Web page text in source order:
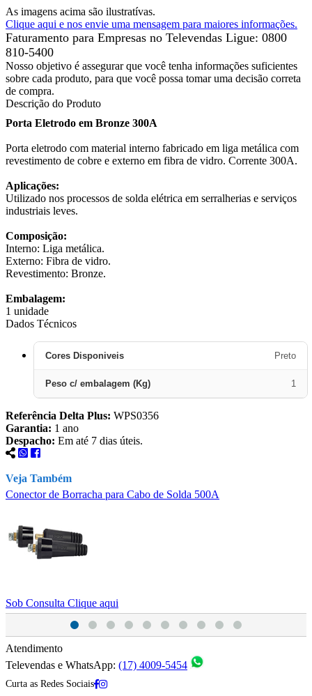
As imagens acima são ilustratívas.
Clique aqui e nos envie uma mensagem para maiores informações.
Faturamento para Empresas no Televendas Ligue: 0800
810-5400
Nosso objetivo é assegurar que você tenha informações suficientes
sobre cada produto, para que você possa tomar uma decisão correta
de compra.
Descrição do Produto
Porta Eletrodo em Bronze 300A
Porta eletrodo com material interno fabricado em liga metálica com
revestimento de cobre e externo em fibra de vidro. Corrente 300A.
Aplicações:
Utilizado nos processos de solda elétrica em serralherias e serviços
industriais leves.
Composição:
Interno: Liga metálica.
Externo: Fibra de vidro.
Revestimento: Bronze.
Embalagem:
1 unidade
Dados Técnicos
Cores Disponiveis Preto
Peso c/ embalagem (Kg) 1
Referência Delta Plus: WPS0356
Garantia: 1 ano
Despacho: Em até 7 dias úteis.
Veja Também
Conector de Borracha para Cabo de Solda 500A
Sob Consulta Clique aqui
Atendimento
Televendas e WhatsApp: (17) 4009-5454
Curta as Redes Sociais